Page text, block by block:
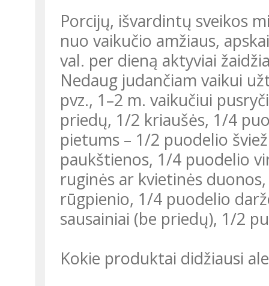
Porcijų, išvardintų sveikos
nuo vaikučio amžiaus,
val. per dieną aktyviai
Nedaug judančiam vaikui
pvz., 1–2 m. vaikučiui
priedų, 1/2 kriaušės, 1/4
pietums – 1/2 puodelio
paukštienos, 1/4 puodelio
ruginės ar kvietinės
rūgpienio, 1/4 puodelio
sausainiai (be priedų), 1/2
Kokie produktai didžiausi